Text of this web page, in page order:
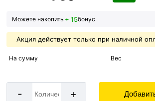
Можете накопить + 15бонус
Акция действует только при наличной
На сумму Вес
- +